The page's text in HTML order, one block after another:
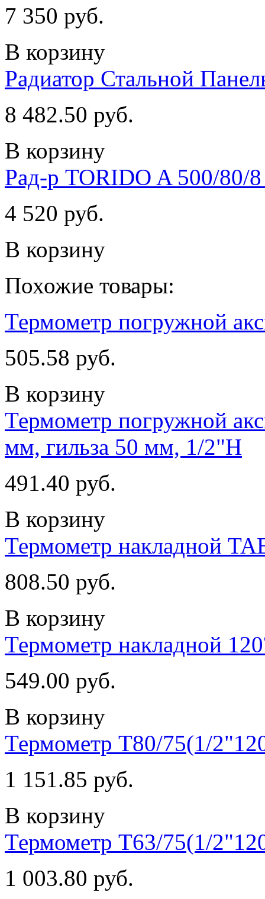
7 350 руб.
В корзину
Радиатор Стальной
8 482.50 руб.
В корзину
Рад-р TORIDO A 500/80/
4 520 руб.
В корзину
Похожие товары:
Термометр погружной
505.58 руб.
В корзину
Термометр погружной
мм, гильза 50 мм, 1/2"H
491.40 руб.
В корзину
Термометр накладной
808.50 руб.
В корзину
Термометр накладной
549.00 руб.
В корзину
Термометр T80/75(1/
1 151.85 руб.
В корзину
Термометр T63/75(1/
1 003.80 руб.